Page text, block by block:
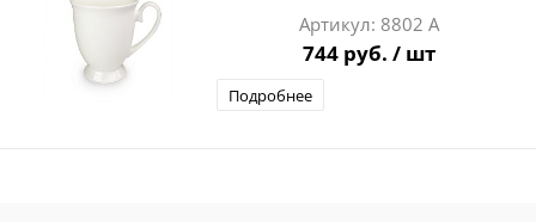
8802 А
744 руб. / шт
Подробнее